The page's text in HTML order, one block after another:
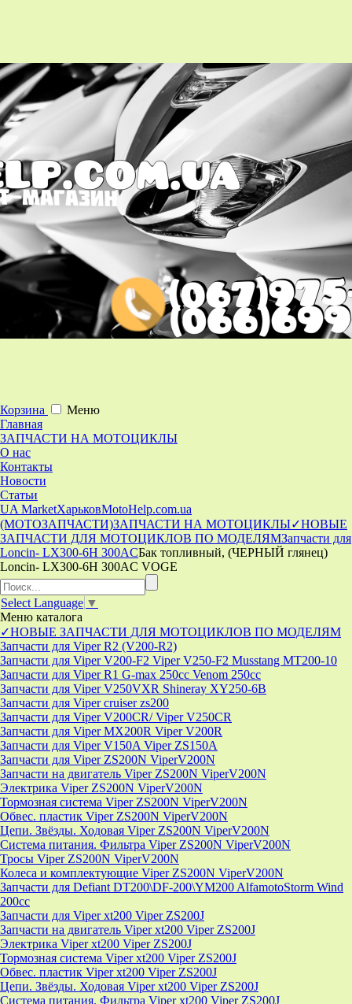
Корзина
Меню
Главная
ЗАПЧАСТИ НА МОТОЦИКЛЫ
О нас
Контакты
Новости
Статьи
UA MarketХарьковMotoHelp.com.ua
(МОТОЗАПЧАСТИ)ЗАПЧАСТИ НА МОТОЦИКЛЫ✓НОВЫЕ
ЗАПЧАСТИ ДЛЯ МОТОЦИКЛОВ ПО МОДЕЛЯМЗапчасти для
Loncin- LX300-6H 300ACБак топливный, (ЧЕРНЫЙ глянец)
Loncin- LX300-6H 300AC VOGE
Select Language ▼
Меню каталога
✓НОВЫЕ ЗАПЧАСТИ ДЛЯ МОТОЦИКЛОВ ПО МОДЕЛЯМ
Запчасти для Viper R2 (V200-R2)
Запчасти для Viper V200-F2 Viper V250-F2 Musstang MT200-10
Запчасти для Viper R1 G-max 250cc Venom 250cc
Запчасти для Viper V250VXR Shineray XY250-6B
Запчасти для Viper cruiser zs200
Запчасти для Viper V200CR/ Viper V250CR
Запчасти для Viper MX200R Viper V200R
Запчасти для Viper V150A Viper ZS150A
Запчасти для Viper ZS200N ViperV200N
Запчасти на двигатель Viper ZS200N ViperV200N
Электрика Viper ZS200N ViperV200N
Тормозная система Viper ZS200N ViperV200N
Обвес. пластик Viper ZS200N ViperV200N
Цепи. Звёзды. Ходовая Viper ZS200N ViperV200N
Система питания. Фильтра Viper ZS200N ViperV200N
Тросы Viper ZS200N ViperV200N
Колеса и комплектующие Viper ZS200N ViperV200N
Запчасти для Defiant DT200\DF-200\YM200 AlfamotoStorm Wind
200cc
Запчасти для Viper xt200 Viper ZS200J
Запчасти на двигатель Viper xt200 Viper ZS200J
Электрика Viper xt200 Viper ZS200J
Тормозная система Viper xt200 Viper ZS200J
Обвес. пластик Viper xt200 Viper ZS200J
Цепи. Звёзды. Ходовая Viper xt200 Viper ZS200J
Система питания. Фильтра Viper xt200 Viper ZS200J